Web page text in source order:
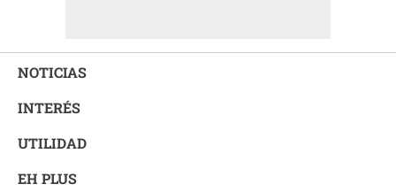
NOTICIAS
INTERÉS
UTILIDAD
EH PLUS